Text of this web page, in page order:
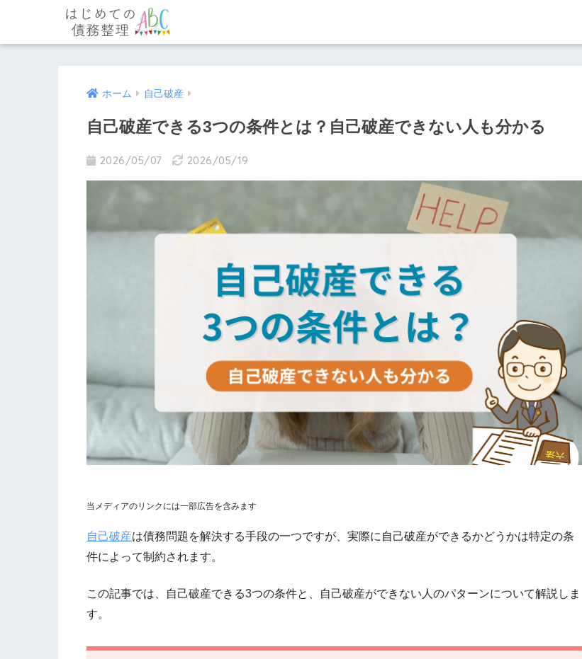
ホーム 自己破産
自己破産できる3つの条件とは？自己破産できない人も分かる
2026/05/07 2026/05/19
当メディアのリンクには一部広告を含みます
自己破産は債務問題を解決する手段の一つですが、実際に自己破産ができるかどうかは特定の条
件によって制約されます。
この記事では、自己破産できる3つの条件と、自己破産ができない人のパターンについて解説しま
す。